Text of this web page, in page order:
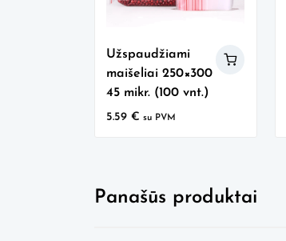
Užspaudžiami
maišeliai 250×300
45 mikr. (100 vnt.)
5.59€ su PVM
Panašūs produktai